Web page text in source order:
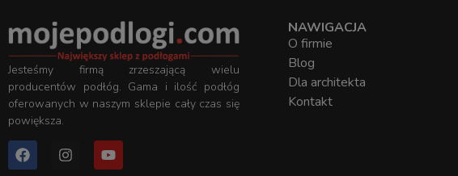
Jesteśmy firmą zrzeszającą wielu
producentów podłóg. Gama i ilość podłóg
oferowanych w naszym sklepie cały czas się
powiększa.
NAWIGACJA
O firmie
Blog
Dla architekta
Kontakt